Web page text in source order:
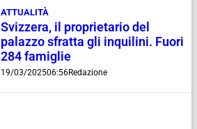
ATTUALITÀ
Svizzera, il proprietario del
palazzo sfratta gli inquilini. Fuori
284 famiglie
19/03/202506:56Redazione